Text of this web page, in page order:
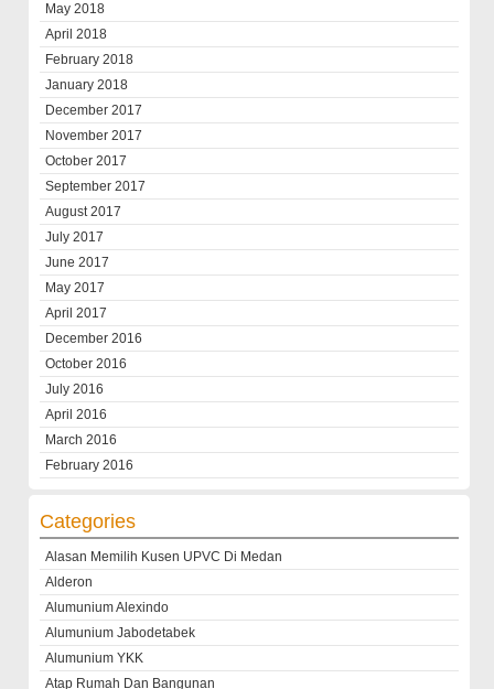
May 2018
April 2018
February 2018
January 2018
December 2017
November 2017
October 2017
September 2017
August 2017
July 2017
June 2017
May 2017
April 2017
December 2016
October 2016
July 2016
April 2016
March 2016
February 2016
Categories
Alasan Memilih Kusen UPVC Di Medan
Alderon
Alumunium Alexindo
Alumunium Jabodetabek
Alumunium YKK
Atap Rumah Dan Bangunan